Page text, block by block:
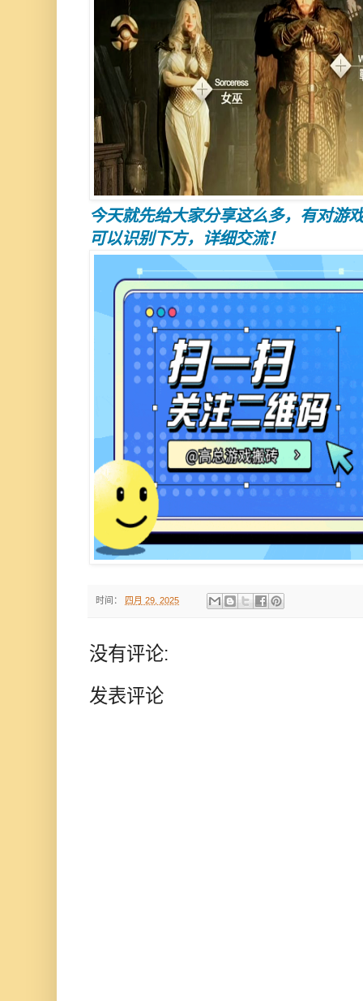
今天就先给大家分享这么多，有对游
可以识别下方，详细交流！
时间： 四月 29, 2025
没有评论:
发表评论